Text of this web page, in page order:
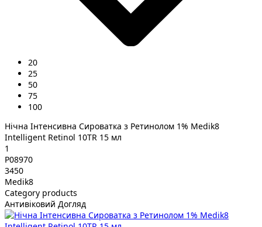
20
25
50
75
100
Нічна Інтенсивна Сироватка з Ретинолом 1% Medik8
Intelligent Retinol 10TR 15 мл
1
P08970
3450
Medik8
Category products
Антивіковий Догляд